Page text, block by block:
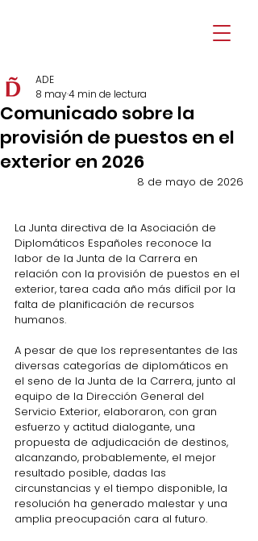
Comunicado sobre la
provisión de puestos en el
exterior en 2026
ADE
8 may4 min de lectura
8 de mayo de 2026
La Junta directiva de la Asociación de
Diplomáticos Españoles reconoce la
labor de la Junta de la Carrera en
relación con la provisión de puestos en el
exterior, tarea cada año más difícil por la
falta de planificación de recursos
humanos.
A pesar de que los representantes de las
diversas categorías de diplomáticos en
el seno de la Junta de la Carrera, junto al
equipo de la Dirección General del
Servicio Exterior, elaboraron, con gran
esfuerzo y actitud dialogante, una
propuesta de adjudicación de destinos,
alcanzando, probablemente, el mejor
resultado posible, dadas las
circunstancias y el tiempo disponible, la
resolución ha generado malestar y una
amplia preocupación cara al futuro.